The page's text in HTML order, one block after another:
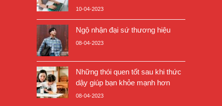
10-04-2023
Ngộ nhận đại sứ thương hiệu
08-04-2023
Những thói quen tốt sau khi thức
dậy giúp bạn khỏe mạnh hơn
08-04-2023